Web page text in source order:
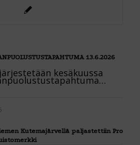
13.6.2026
kesäkuussa
Kutemajärvellä paljastettiin Pro